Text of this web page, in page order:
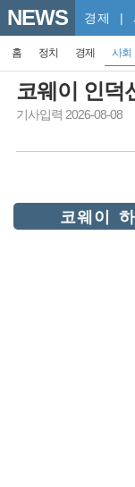
NEWS 경제 |
홈 정치 경제 사회
코웨이 인덕
기사입력 2026-08-08
코웨이